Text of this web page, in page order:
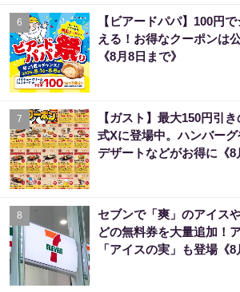
6
【ビアードパパ】100円
える！お得なクーポンは
《8月8日まで》
7
【ガスト】最大150円引
式Xに登場中。ハンバーグ
デザートなどがお得に《8
8
セブンで「爽」のアイス
どの無料券を大量追加！
「アイスの実」も登場《8